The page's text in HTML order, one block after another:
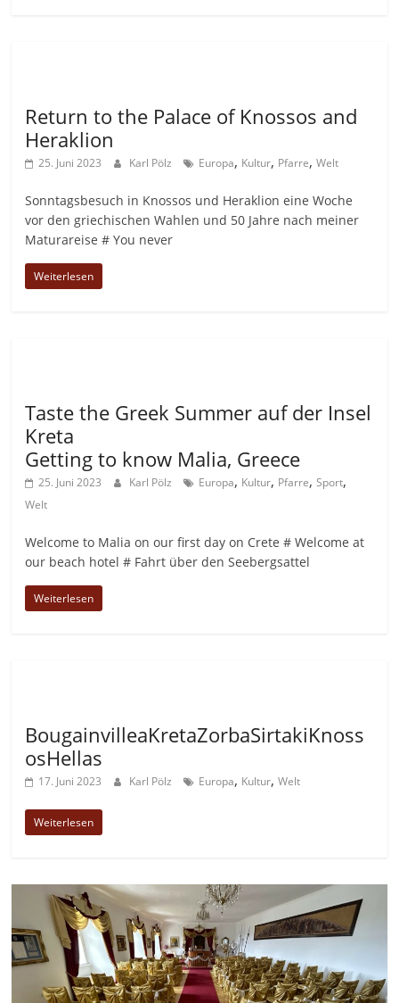
Return to the Palace of Knossos and
Heraklion
25. Juni 2023 Karl Pölz Europa, Kultur, Pfarre,Welt
Sonntagsbesuch in Knossos und Heraklion eine Woche
vor den griechischen Wahlen und 50 Jahre nach meiner
Maturareise # You never
Weiterlesen
Taste the Greek Summer auf der Insel
Kreta
Getting to know Malia, Greece
25. Juni 2023 Karl Pölz Europa, Kultur, Pfarre,Sport,
Welt
Welcome to Malia on our first day on Crete # Welcome at
our beach hotel # Fahrt über den Seebergsattel
Weiterlesen
BougainvilleaKretaZorbaSirtakiKnoss
osHellas
17. Juni 2023 Karl Pölz Europa, Kultur,Welt
Weiterlesen